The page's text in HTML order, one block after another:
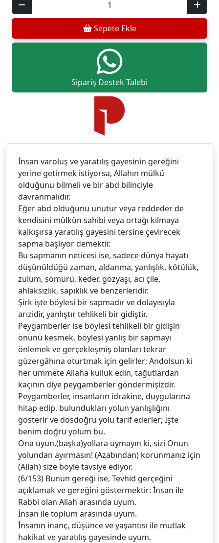
Sepete Ekle
Sipariş Destek Talebi
İnsan varoluş ve yaratılış gayesinin gereğini
yerine getirmek istiyorsa, Allahın mülkü
olduğunu bilmeli ve bir abd bilinciyle
davranmalıdır.
Eğer abd olduğunu unutur veya reddeder de
kendisini mülkün sahibi veya ortağı kılmaya
kalkışırsa yaratılış gayesini tersine çevirecek
sapma başlıyor demektir.
Bu sapmanın neticesi ise, sadece dünya hayatı
düşünüldüğü zaman, aldanma, yanlışlık, kötülük,
zulüm, sömürü, keder, gözyaşı, acı çile,
ahlaksızlık, sapıklık ve benzerleridir.
Şirk işte böylesi bir sapmadır ve dolayısıyla
arızidir, yanlıştır tehlikeli bir gidiştir.
Peygamberler ise böylesi tehlikeli bir gidişin
önünü kesmek, böylesi yanlış bir sapmayı
önlemek ve gerçekleşmiş olanları tekrar
güzergâhına oturtmak için gelirler; Andolsun ki
her ümmete Allaha kulluk edin, tağutlardan
kaçının diye peygamberler göndermişizdir.
Peygamberler, insanların idrakine, duygularına
hitap edip, bulundukları yolun yanlışlığını
gösterir ve dosdoğru yolu tarif ederler; İşte
benim doğru yolum bu.
Ona uyun,(başka)yollara uymayın ki, sizi Onun
yolundan ayırmasın! (Azabından) korunmanız için
(Allah) size böyle tavsiye ediyor.
(6/153) Bunun gereği ise, Tevhid gerçeğini
açıklamak ve gereğini göstermektir: İnsan ile
Rabbi olan Allah arasında uyum.
İnsan ile toplum arasında uyum.
İnsanın inanç, düşünce ve yaşantısı ile mutlak
hakikat ve yaratılış gayesinde uyum.